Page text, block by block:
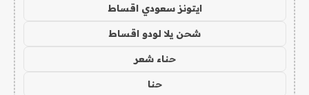
ايتونز سعودي اقساط
شحن يلا لودو اقساط
حناء شعر
حنا